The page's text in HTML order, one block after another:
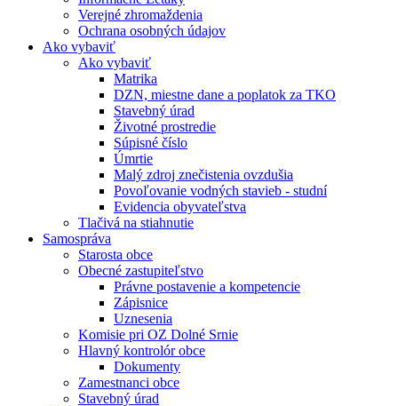
Verejné zhromaždenia
Ochrana osobných údajov
Ako vybaviť
Ako vybaviť
Matrika
DZN, miestne dane a poplatok za TKO
Stavebný úrad
Životné prostredie
Súpisné číslo
Úmrtie
Malý zdroj znečistenia ovzdušia
Povoľovanie vodných stavieb - studní
Evidencia obyvateľstva
Tlačivá na stiahnutie
Samospráva
Starosta obce
Obecné zastupiteľstvo
Právne postavenie a kompetencie
Zápisnice
Uznesenia
Komisie pri OZ Dolné Srnie
Hlavný kontrolór obce
Dokumenty
Zamestnanci obce
Stavebný úrad